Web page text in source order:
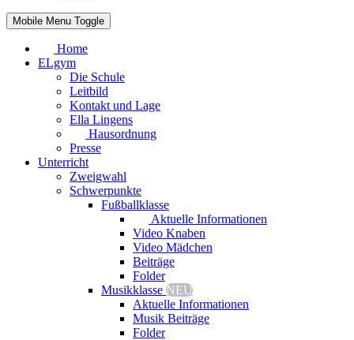
Mobile Menu Toggle
Home
ELgym
Die Schule
Leitbild
Kontakt und Lage
Ella Lingens
Hausordnung
Presse
Unterricht
Zweigwahl
Schwerpunkte
Fußballklasse
Aktuelle Informationen
Video Knaben
Video Mädchen
Beiträge
Folder
Musikklasse NEU
Aktuelle Informationen
Musik Beiträge
Folder